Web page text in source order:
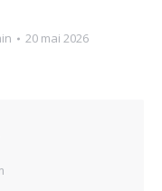
20 mai 2026